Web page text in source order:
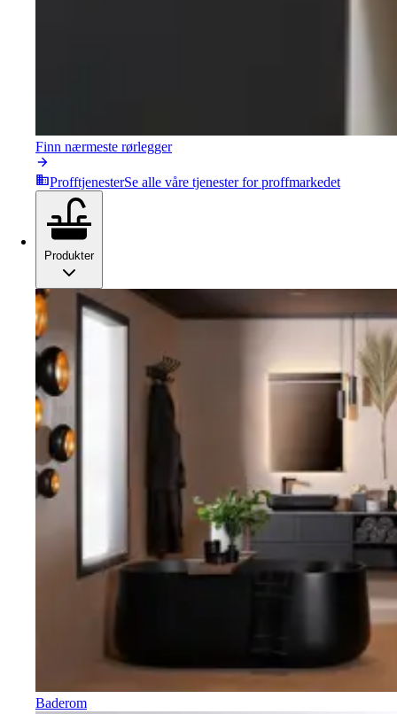
Finn nærmeste rørlegger
ProfftjenesterSe alle våre tjenester for proffmarkedet
Produkter
Baderom